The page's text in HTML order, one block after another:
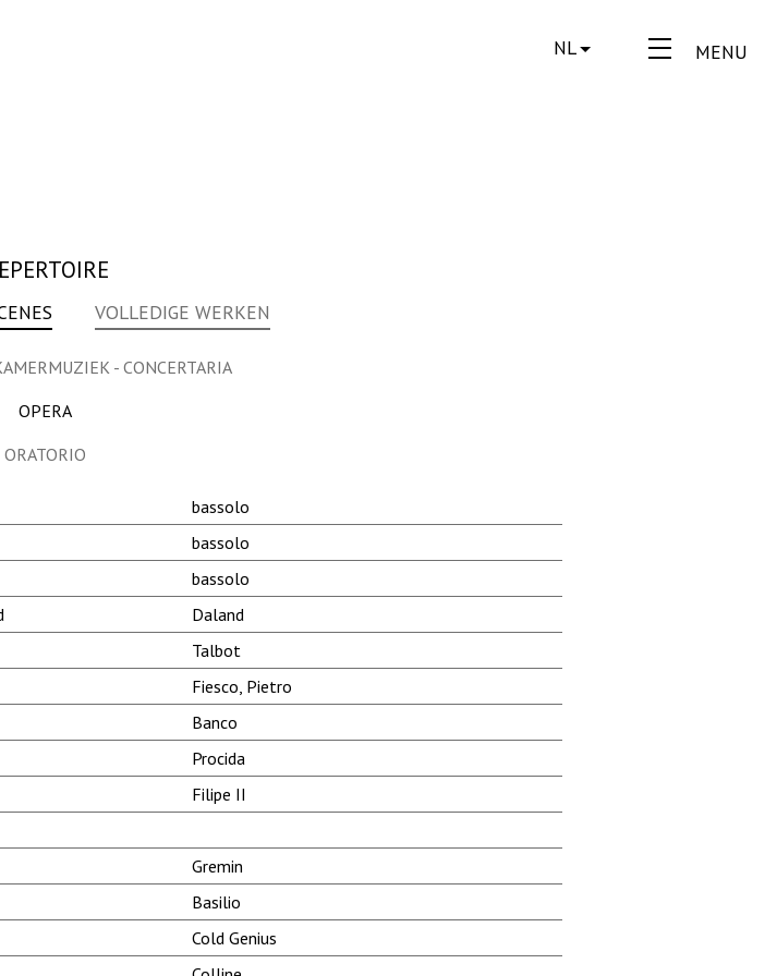
MENU
NL
EPERTOIRE
VOLLEDIGE WERKEN
- CONCERTARIA
OPERA
ORATORIO
bassolo
bassolo
bassolo
Daland
Talbot
Fiesco, Pietro
Banco
Procida
Filipe II
Gremin
Basilio
Cold Genius